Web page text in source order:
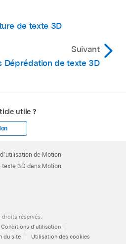
de texte 3D
Suivant
Déprédation de texte 3D
utile ?
de Motion
texte 3D dans Motion
réservés.
Conditions d’utilisation
du site Utilisation des cookies